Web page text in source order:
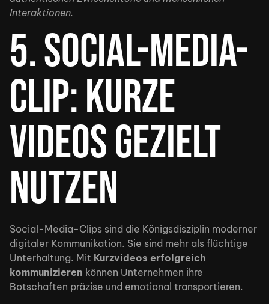
Interaktionen.
5. Social-Media-
Clip: Kurze
Videos gezielt
nutzen
Social-Media-Clips sind die Königsdisziplin moderner
digitaler Kommunikation. Sie sind mehr als flüchtige
Unterhaltung. Mit Kurzvideos erfolgreich
kommunizieren können Unternehmen ihre
Botschaften präzise und emotional transportieren.
About
Rental
Contact